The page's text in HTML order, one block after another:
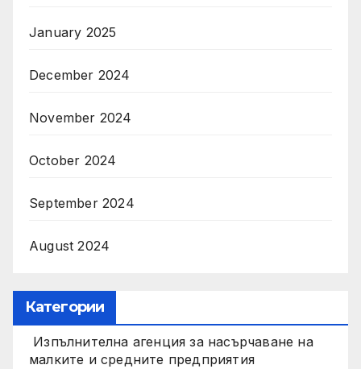
January 2025
December 2024
November 2024
October 2024
September 2024
August 2024
Категории
Изпълнителна агенция за насърчаване на
малките и средните предприятия